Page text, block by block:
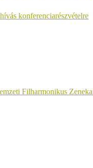
konferenciarészvételre
Filharmonikus